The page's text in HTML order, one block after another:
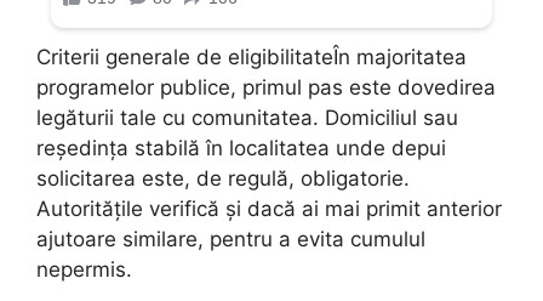
Criterii generale de eligibilitateÎn majoritatea
programelor publice, primul pas este dovedirea
legăturii tale cu comunitatea. Domiciliul sau
reședința stabilă în localitatea unde depui
solicitarea este, de regulă, obligatorie.
Autoritățile verifică și dacă ai mai primit anterior
ajutoare similare, pentru a evita cumulul
nepermis.